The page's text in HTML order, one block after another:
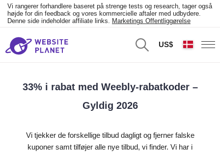
Vi rangerer forhandlere baseret på strenge tests og research, tager også
højde for din feedback og vores kommercielle aftaler med udbydere.
Denne side indeholder affiliate links. Marketings Offentliggørelse
US$
33% i rabat med Weebly-rabatkoder –
Gyldig 2026
Vi tjekker de forskellige tilbud dagligt og fjerner falske
kuponer samt tilføjer alle nye tilbud, vi finder. Vi har i